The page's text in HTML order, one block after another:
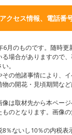
クセス情報、電話番
月のものです。随時更
場合がありますので
。
の他諸事情により、イ
の開花・見頃期間な
は取材先から本ペー
のとなります。画像
％ないし10％の内税表